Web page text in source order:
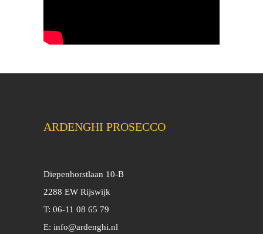
ARDENGHI PROSECCO
Diepenhorstlaan 10-B
2288 EW Rijswijk
T: 06-11 08 65 79
E: info@ardenghi.nl